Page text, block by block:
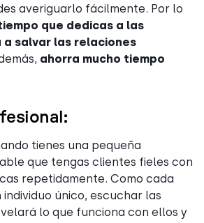
averiguarlo fácilmente. Por lo
que dedicas a las
a salvar las relaciones
ahorra mucho tiempo
tienes una pequeña
que tengas clientes fieles con
repetidamente. Como cada
individuo único, escuchar las
lo que funciona con ellos y